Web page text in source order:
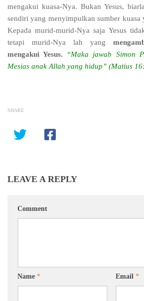
mengakui kuasa-Nya. Bukan Yesus,
sendiri yang menyimpulkan sumber
Kepada murid-murid-Nya saja Yesus
tetapi murid-Nya lah yang
mengakui Yesus. “Maka jawab Simon
Mesias anak Allah yang hidup” (Matius
SHARE
LEAVE A REPLY
Comment
Name * Email *